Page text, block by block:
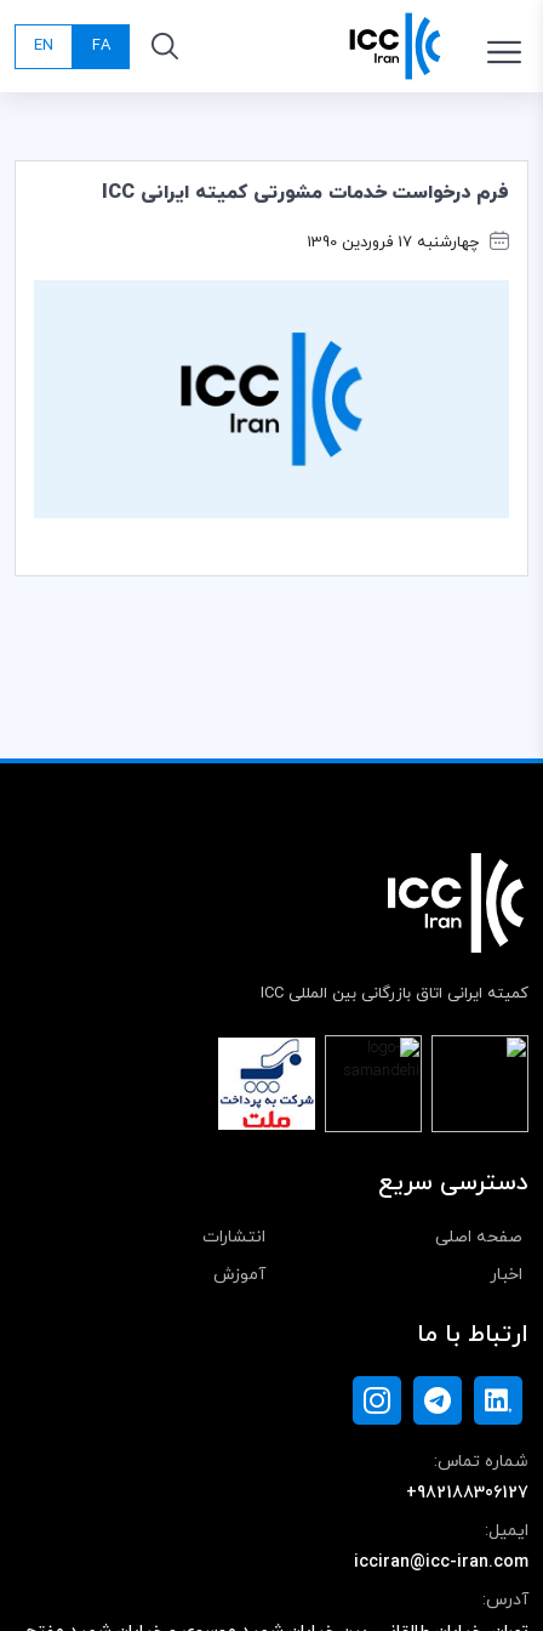
FA
EN
فرم درخواست خدمات مشورتی کمیته ایرانی ICC
چهارشنبه 17 فروردین 1390
کمیته ایرانی اتاق بازرگانی بین المللی ICC
دسترسی سریع
صفحه اصلی
انتشارات
اخبار
آموزش
ارتباط با ما
شماره تماس:
+982188306127
ایمیل:
icciran@icc-iran.com
آدرس: